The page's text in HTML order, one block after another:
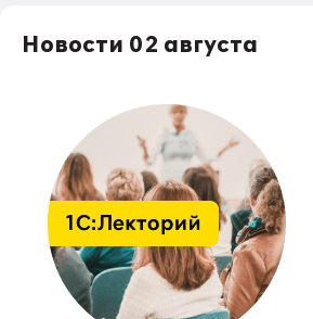
Новости 02 августа